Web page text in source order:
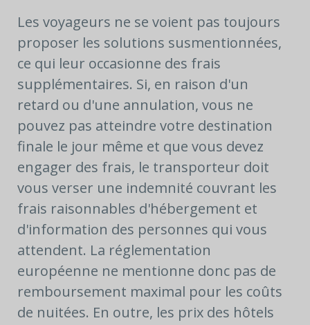
Les voyageurs ne se voient pas toujours
proposer les solutions susmentionnées,
ce qui leur occasionne des frais
supplémentaires. Si, en raison d'un
retard ou d'une annulation, vous ne
pouvez pas atteindre votre destination
finale le jour même et que vous devez
engager des frais, le transporteur doit
vous verser une indemnité couvrant les
frais raisonnables d'hébergement et
d'information des personnes qui vous
attendent. La réglementation
européenne ne mentionne donc pas de
remboursement maximal pour les coûts
de nuitées. En outre, les prix des hôtels